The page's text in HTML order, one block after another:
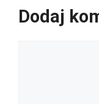
Dodaj